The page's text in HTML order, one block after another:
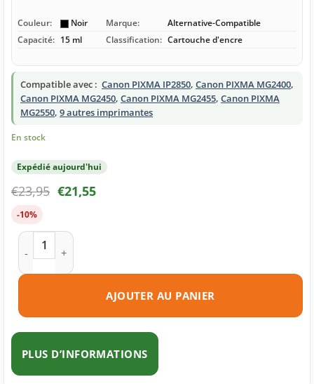
Couleur: Noir Marque:
Alternative-Compatible
Capacité: 15 ml Classification: Cartouche d'encre
Compatible avec : Canon PIXMA IP2850, Canon PIXMA MG2400,
Canon PIXMA MG2450, Canon PIXMA MG2455, Canon PIXMA
MG2550, 9 autres imprimantes
En stock
Expédié aujourd'hui
€23,95 €21,55
-10%
quantité de Cartouche d'encre compatible Canon PG-545 XL
AJOUTER AU PANIER
PLUS D’INFORMATIONS